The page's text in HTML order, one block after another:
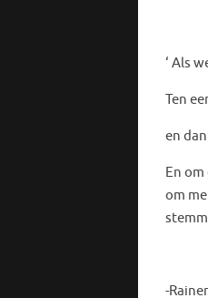
‘ Als
Ten
en
En
om
-